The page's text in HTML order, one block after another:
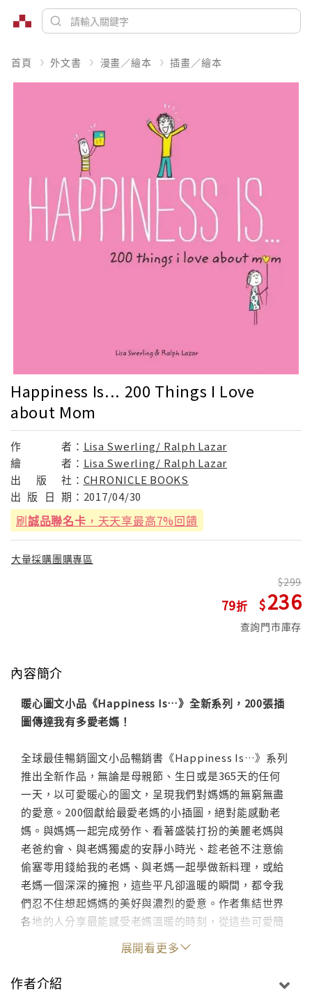
首頁 外文書 漫畫／繪本 插畫／繪本
Happiness Is... 200 Things I Love
about Mom
作 者： Lisa Swerling/ Ralph Lazar
繪
者： Lisa Swerling/ Ralph Lazar
出
版 社： CHRONICLE BOOKS
出 版 日 期： 2017/04/30
刷誠品聯名卡 ，天天享最高7%回饋
大量採購團購專區
79
299
236
查詢門市庫存
內容簡介
暖心圖文小品《Happiness Is…》全新系列，200張插
圖傳達我有多愛老媽！
全球最佳暢銷圖文小品暢銷書《Happiness Is…》系列
推出全新作品，無論是母親節、生日或是365天的任何
一天，以可愛暖心的圖文，呈現我們對媽媽的無窮無盡
的愛意。200個獻給最愛老媽的小插圖，絕對能感動老
媽。與媽媽一起完成勞作、看著盛裝打扮的美麗老媽與
老爸約會、與老媽獨處的安靜小時光、趁老爸不注意偷
偷塞零用錢給我的老媽、與老媽一起學做新料理，或給
老媽一個深深的擁抱，這些平凡卻溫暖的瞬間，都令我
們忍不住想起媽媽的美好與濃烈的愛意。作者集結世界
各地的人分享最能感受老媽溫暖的時刻，從這些可愛簡
單的圖文中重溫老媽無私的奉獻與暖暖的愛。
From the creators of the Happiness Is . . . series
展開看更多
作者介紹